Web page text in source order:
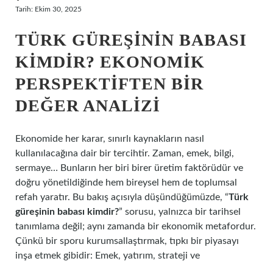
Tarih: Ekim 30, 2025
TÜRK GÜREŞININ BABASI
KIMDIR? EKONOMIK
PERSPEKTIFTEN BIR
DEĞER ANALIZI
Ekonomide her karar, sınırlı kaynakların nasıl
kullanılacağına dair bir tercihtir. Zaman, emek, bilgi,
sermaye… Bunların her biri birer üretim faktörüdür ve
doğru yönetildiğinde hem bireysel hem de toplumsal
refah yaratır. Bu bakış açısıyla düşündüğümüzde, “Türk
güreşinin babası kimdir?” sorusu, yalnızca bir tarihsel
tanımlama değil; aynı zamanda bir ekonomik metafordur.
Çünkü bir sporu kurumsallaştırmak, tıpkı bir piyasayı
inşa etmek gibidir: Emek, yatırım, strateji ve